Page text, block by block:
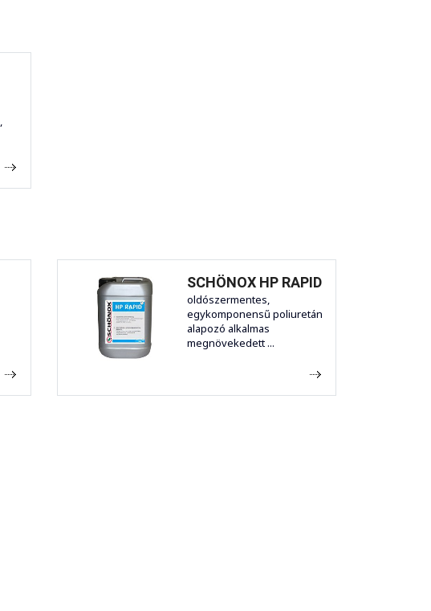
SCHÖNOX HP RAPID
oldószermentes,
egykomponensű poliuretán
alapozó alkalmas
megnövekedett ...